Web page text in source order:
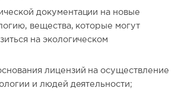
документации на новые
вещества, которые могут
на экологическом
лицензий на осуществление
и людей деятельности;